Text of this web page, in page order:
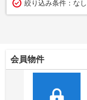
絞り込み条件： なし
会員物件